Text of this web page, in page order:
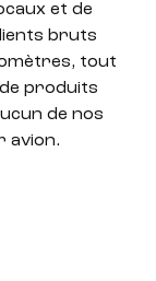
et de
bruts
tout
produits
de nos
avion.